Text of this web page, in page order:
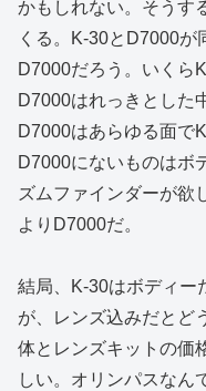
かもしれない。そうす
くる。K-30とD7000が
D7000だろう。いくら
D7000はれっきとした
D7000はあらゆる面で
D7000にないものはボ
ズムファインダーが欲
よりD7000だ。
結局、K-30はボディー
が、レンズ込みだとど
体とレンズキットの価
しい。オリンパスなん